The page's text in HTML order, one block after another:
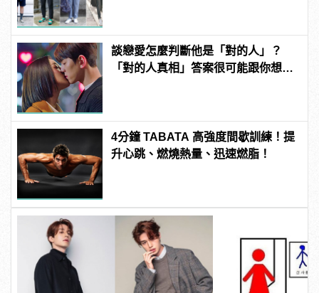
談戀愛怎麼判斷他是「對的人」？
「對的人真相」答案很可能跟你想得
4分鐘 TABATA 高強度間歇訓練！提
升心跳、燃燒熱量、迅速燃脂！